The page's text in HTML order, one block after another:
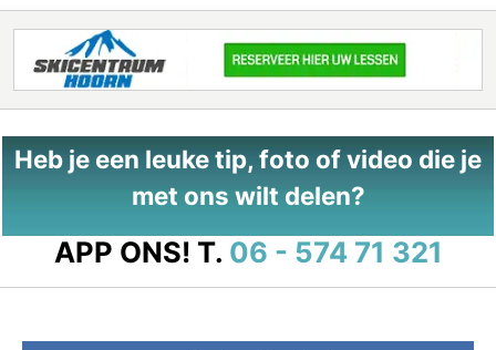
Heb je een leuke tip, foto of video die je
met ons wilt delen?
APP ONS! T. 06 - 574 71 321